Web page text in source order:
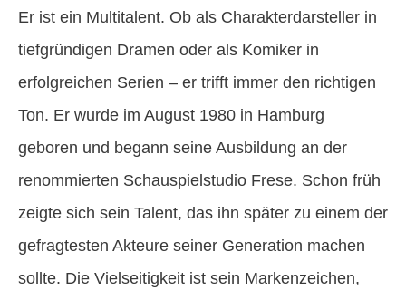
Er ist ein Multitalent. Ob als Charakterdarsteller in
tiefgründigen Dramen oder als Komiker in
erfolgreichen Serien – er trifft immer den richtigen
Ton. Er wurde im August 1980 in Hamburg
geboren und begann seine Ausbildung an der
renommierten Schauspielstudio Frese. Schon früh
zeigte sich sein Talent, das ihn später zu einem der
gefragtesten Akteure seiner Generation machen
sollte. Die Vielseitigkeit ist sein Markenzeichen,